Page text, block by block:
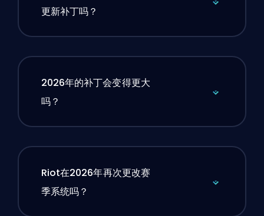
更新补丁吗？
2026年的补丁会变得更大
吗？
Riot在2026年再次更改赛
季系统吗？